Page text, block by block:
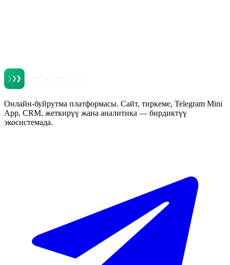
Онлайн-буйрутма платформасы. Сайт, тиркеме, Telegram Mini
App, CRM, жеткирүү жана аналитика — бирдиктүү
экосистемада.